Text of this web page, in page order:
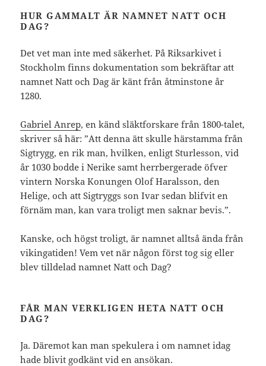
HUR GAMMALT ÄR NAMNET NATT OCH
DAG?
Det vet man inte med säkerhet. På Riksarkivet i
Stockholm finns dokumentation som bekräftar att
namnet Natt och Dag är känt från åtminstone år
1280.
Gabriel Anrep, en känd släktforskare från 1800-talet,
skriver så här: ”Att denna ätt skulle härstamma från
Sigtrygg, en rik man, hvilken, enligt Sturlesson, vid
år 1030 bodde i Nerike samt herrbergerade öfver
vintern Norska Konungen Olof Haralsson, den
Helige, och att Sigtryggs son Ivar sedan blifvit en
förnäm man, kan vara troligt men saknar bevis.”.
Kanske, och högst troligt, är namnet alltså ända från
vikingatiden! Vem vet när någon först tog sig eller
blev tilldelad namnet Natt och Dag?
FÅR MAN VERKLIGEN HETA NATT OCH
DAG?
Ja. Däremot kan man spekulera i om namnet idag
hade blivit godkänt vid en ansökan.